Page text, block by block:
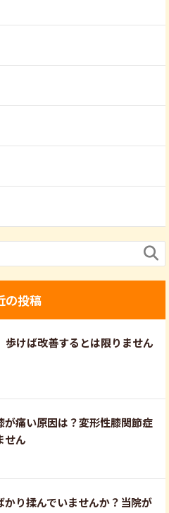

の投稿
歩けば改善するとは限りません
が痛い原因は？変形性膝関節症
せん
かり揉んでいませんか？当院が